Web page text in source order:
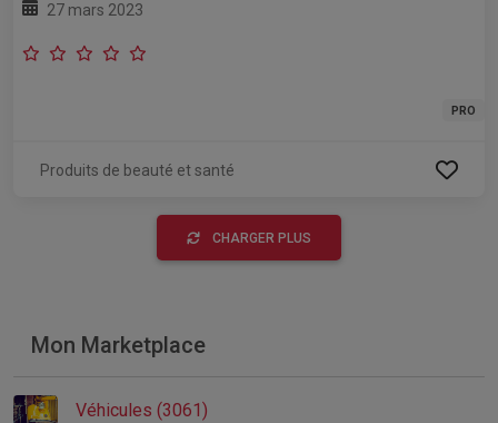
27 mars 2023
PRO
Produits de beauté et santé
CHARGER PLUS
Mon Marketplace
Véhicules (3061)